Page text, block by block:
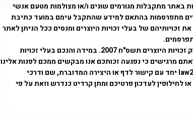
באתר מתקבלות מגורמים שונים ו/או מצולמות מטעם אנשי
מתפרסמות בהתאם למידע שהתקבל עימם במועד כתיבת
של בעלי זכויות היוצרים ומנסים ככל הניתן לאתר
השימוש נעשה על פי עדכון 5 לסעיף 27א לחוק זכויות היוצרים תשס"ח 2007. במידה והנכם בעלי זכויות
מרגישים כי נפגעה זכותכם אנו מבקשים ממכם לפנות אלינו
באמצעות דואר אלקטרוני law27a at mapah.co.il יחד עם קישור לדף או היצירה המדוברת, שם ודרכי
לחילופין לעדכון פרטיכם ומתן קרדיט כנדרש וזאת על פי